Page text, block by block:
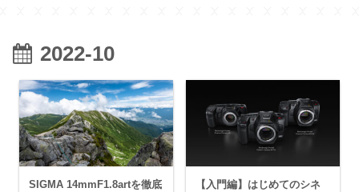
2022-10
SIGMA 14mmF1.8artを徹底
【入門編】はじめてのシネ